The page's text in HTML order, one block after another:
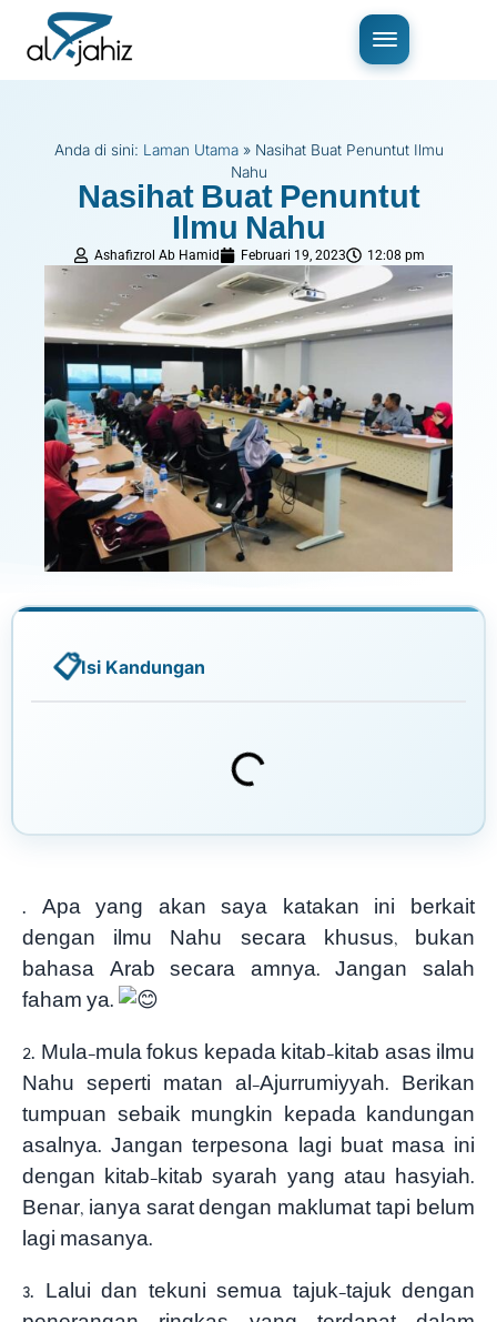
Anda di sini: Laman Utama» Nasihat Buat Penuntut Ilmu
Nahu
Nasihat Buat Penuntut
Ilmu Nahu
Ashafizrol Ab Hamid Februari 19, 2023 12:08 pm
Isi Kandungan
. Apa yang akan saya katakan ini berkait
dengan ilmu Nahu secara khusus, bukan
bahasa Arab secara amnya. Jangan salah
faham ya.
2. Mula-mula fokus kepada kitab-kitab asas ilmu
Nahu seperti matan al-Ajurrumiyyah. Berikan
tumpuan sebaik mungkin kepada kandungan
asalnya. Jangan terpesona lagi buat masa ini
dengan kitab-kitab syarah yang atau hasyiah.
Benar, ianya sarat dengan maklumat tapi belum
lagi masanya.
3. Lalui dan tekuni semua tajuk-tajuk dengan